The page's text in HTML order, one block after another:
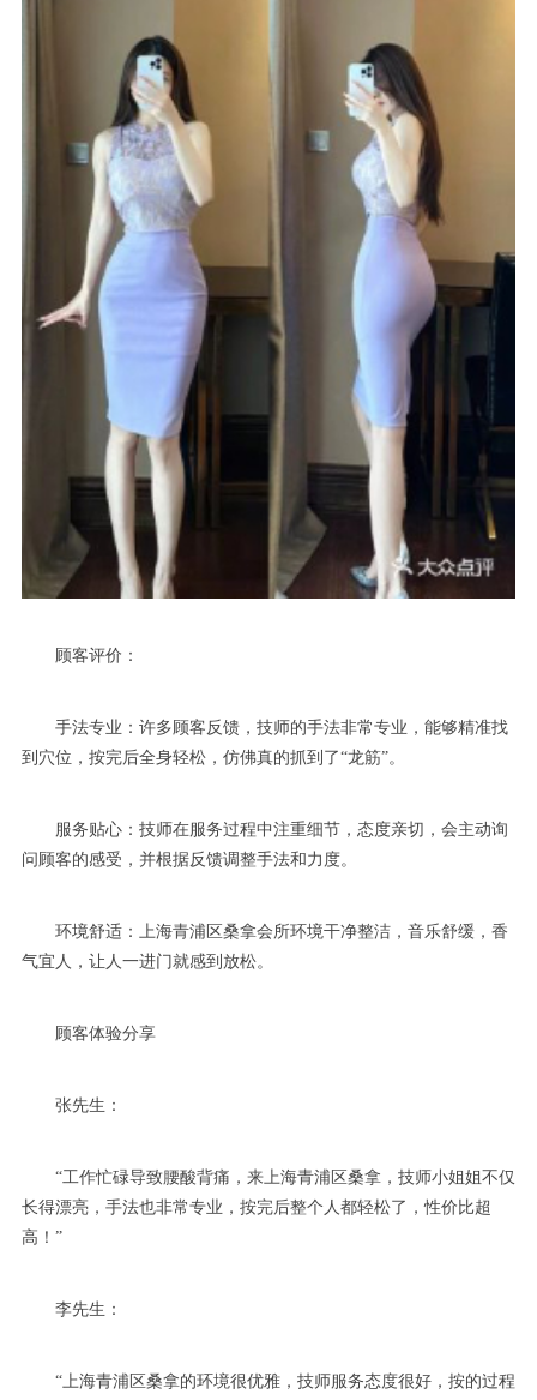
顾客评价：
手法专业：许多顾客反馈，技师的手法非常专业，能够精准找
到穴位，按完后全身轻松，仿佛真的抓到了“龙筋”。
服务贴心：技师在服务过程中注重细节，态度亲切，会主动询
问顾客的感受，并根据反馈调整手法和力度。
环境舒适：上海青浦区桑拿会所环境干净整洁，音乐舒缓，香
气宜人，让人一进门就感到放松。
顾客体验分享
张先生：
“工作忙碌导致腰酸背痛，来上海青浦区桑拿，技师小姐姐不仅
长得漂亮，手法也非常专业，按完后整个人都轻松了，性价比超
高！”
李先生：
“上海青浦区桑拿的环境很优雅，技师服务态度很好，按的过程